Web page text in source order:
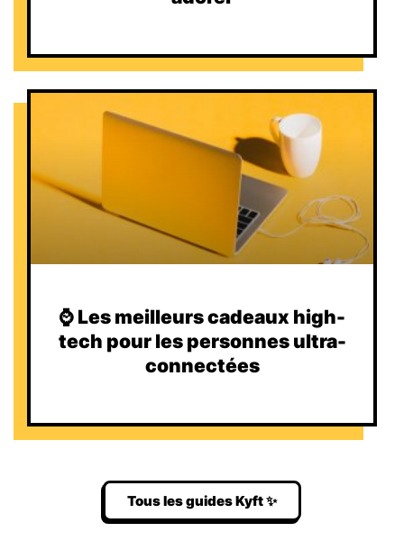
⌚️ Les meilleurs cadeaux high-
tech pour les personnes ultra-
connectées
Tous les guides Kyft ✨